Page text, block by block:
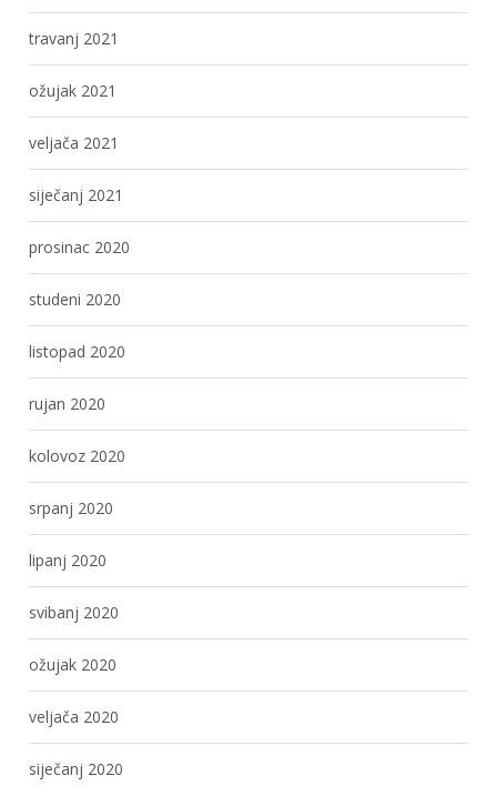
travanj 2021
ožujak 2021
veljača 2021
siječanj 2021
prosinac 2020
studeni 2020
listopad 2020
rujan 2020
kolovoz 2020
srpanj 2020
lipanj 2020
svibanj 2020
ožujak 2020
veljača 2020
siječanj 2020